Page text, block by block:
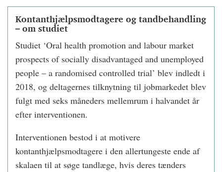
Kontanthjælpsmodtagere og tandbehandling
– om studiet
Studiet ‘Oral health promotion and labour market
prospects of socially disadvantaged and unemployed
people – a randomised controlled trial’ blev indledt i
2018, og deltagernes tilknytning til jobmarkedet blev
fulgt med seks måneders mellemrum i halvandet år
efter interventionen.
Interventionen bestod i at motivere
kontanthjælpsmodtagere i den allertungeste ende af
skalaen til at søge tandlæge, hvis deres tænders